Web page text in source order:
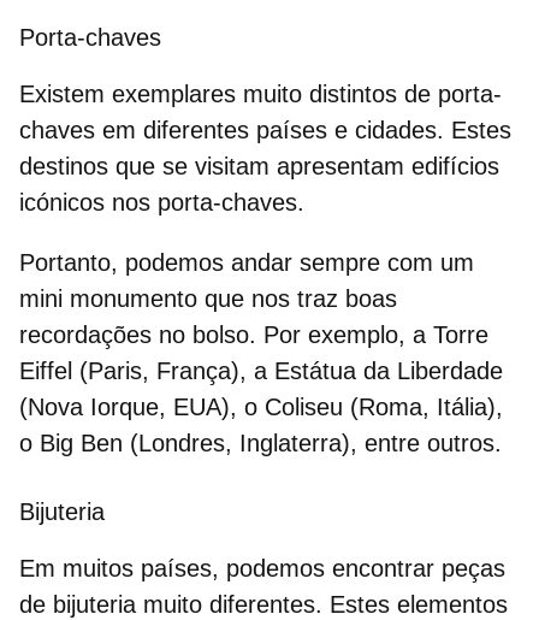
Porta-chaves
Existem exemplares muito distintos de porta-
chaves em diferentes países e cidades. Estes
destinos que se visitam apresentam edifícios
icónicos nos porta-chaves.
Portanto, podemos andar sempre com um
mini monumento que nos traz boas
recordações no bolso. Por exemplo, a Torre
Eiffel (Paris, França), a Estátua da Liberdade
(Nova Iorque, EUA), o Coliseu (Roma, Itália),
o Big Ben (Londres, Inglaterra), entre outros.
Bijuteria
Em muitos países, podemos encontrar peças
de bijuteria muito diferentes. Estes elementos